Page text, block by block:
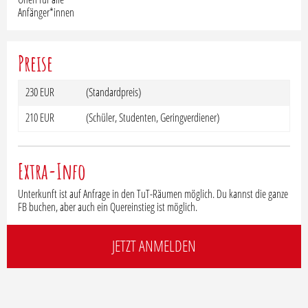
Anfänger*innen
Preise
230 EUR
(Standardpreis)
210 EUR
(Schüler, Studenten, Geringverdiener)
Extra-Info
Unterkunft ist auf Anfrage in den TuT-Räumen möglich. Du kannst die ganze
FB buchen, aber auch ein Quereinstieg ist möglich.
JETZT ANMELDEN